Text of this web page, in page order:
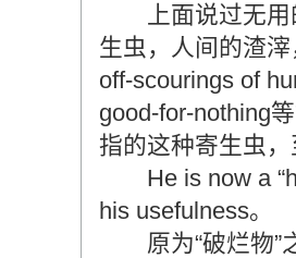
上面说过无用
生虫，人间的渣
off-scourings of
good-for-nothing
指的这种寄生虫
He is now a
his usefulness。
原为“破烂物”之